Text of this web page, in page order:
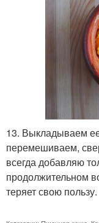
13. Выкладываем
перемешиваем,
всегда добавляю
продолжительном
теряет свою пользу.